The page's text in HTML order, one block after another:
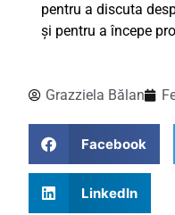
pentru a discuta
și pentru a începe
Grazziela Bălan
Facebook
LinkedIn